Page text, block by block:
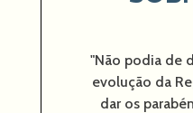
"Não podia de
evolução da
dar os